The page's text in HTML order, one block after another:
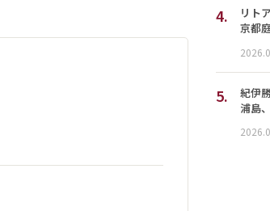
4.
リト
京都
5.
紀伊
浦島